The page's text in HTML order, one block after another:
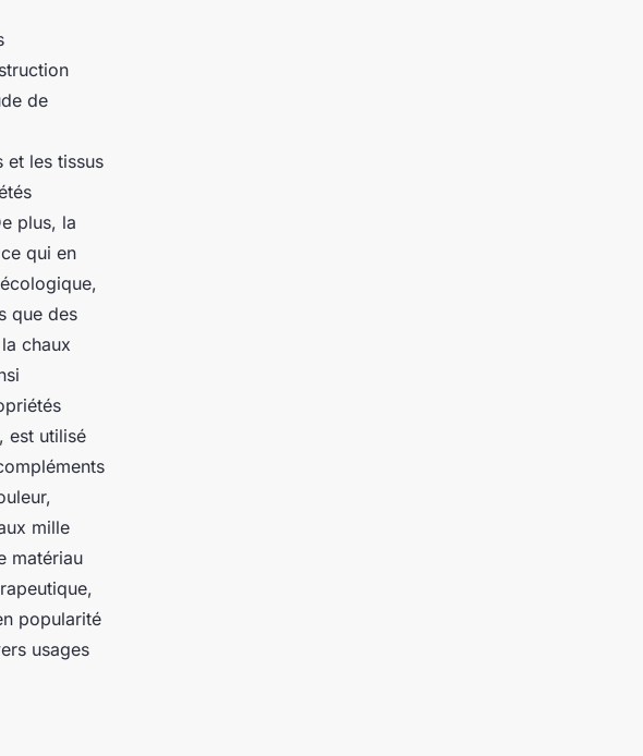
de
et les tissus
plus, la
qui en
que des
chaux
est utilisé
mille
matériau
popularité
usages